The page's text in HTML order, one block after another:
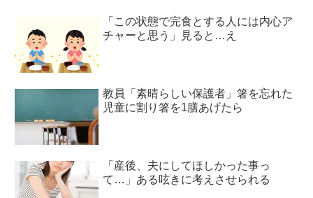
「この状態で完食とする人には内心ア
チャーと思う」見ると…え
教員「素晴らしい保護者」箸を忘れた
児童に割り箸を1膳あげたら
「産後、夫にしてほしかった事っ
て…」ある呟きに考えさせられる